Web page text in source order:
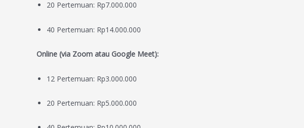
20 Pertemuan: Rp7.000.000
40 Pertemuan: Rp14.000.000
Online (via Zoom atau Google Meet):
12 Pertemuan: Rp3.000.000
20 Pertemuan: Rp5.000.000